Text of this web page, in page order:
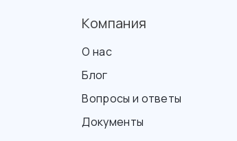
Компания
О нас
Блог
Вопросы и ответы
Документы